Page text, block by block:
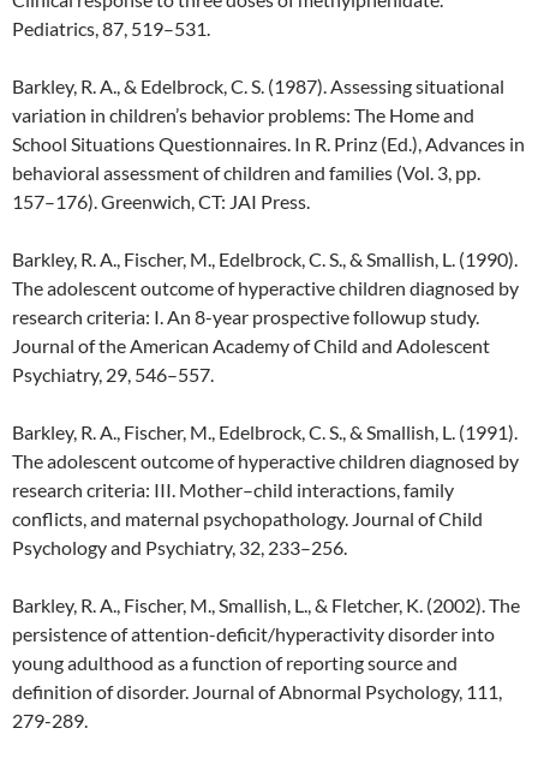
Pediatrics, 87, 519–531.
Barkley, R. A., & Edelbrock, C. S. (1987). Assessing situational
variation in children’s behavior problems: The Home and
School Situations Questionnaires. In R. Prinz (Ed.), Advances in
behavioral assessment of children and families (Vol. 3, pp.
157–176). Greenwich, CT: JAI Press.
Barkley, R. A., Fischer, M., Edelbrock, C. S., & Smallish, L. (1990).
The adolescent outcome of hyperactive children diagnosed by
research criteria: I. An 8-year prospective followup study.
Journal of the American Academy of Child and Adolescent
Psychiatry, 29, 546–557.
Barkley, R. A., Fischer, M., Edelbrock, C. S., & Smallish, L. (1991).
The adolescent outcome of hyperactive children diagnosed by
research criteria: III. Mother–child interactions, family
conflicts, and maternal psychopathology. Journal of Child
Psychology and Psychiatry, 32, 233–256.
Barkley, R. A., Fischer, M., Smallish, L., & Fletcher, K. (2002). The
persistence of attention-deficit/hyperactivity disorder into
young adulthood as a function of reporting source and
definition of disorder. Journal of Abnormal Psychology, 111,
279-289.